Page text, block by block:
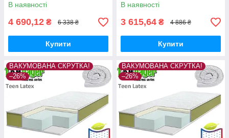
В наявності
4 690,12 ₴ 6 338 ₴
Купити
В наявності
3 615,64 ₴ 4 886 ₴
Купити
ВАКУМОВАНА СКРУТКА!
–26%
ВАКУМОВАНА СКРУТКА!
–26%